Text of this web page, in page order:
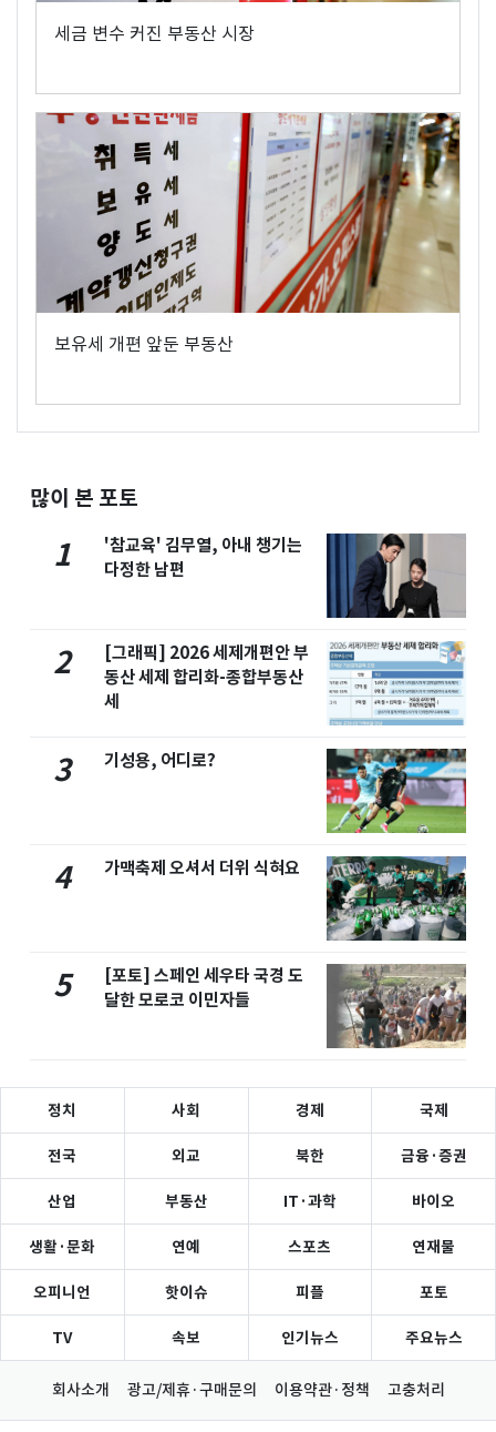
세금 변수 커진 부동산 시장
보유세 개편 앞둔 부동산
많이 본 포토
1
'참교육' 김무열, 아내 챙기는
다정한 남편
2
[그래픽] 2026 세제개편안 부
동산 세제 합리화-종합부동산
세
3 기성용, 어디로?
4 가맥축제 오셔서 더위 식혀요
5
[포토] 스페인 세우타 국경 도
달한 모로코 이민자들
정치 사회 경제 국제
전국 외교 북한 금융·증권
산업 부동산 IT·과학 바이오
생활·문화 연예 스포츠 연재물
오피니언 핫이슈 피플 포토
TV 속보 인기뉴스 주요뉴스
회사소개 광고/제휴·구매문의 이용약관·정책 고충처리